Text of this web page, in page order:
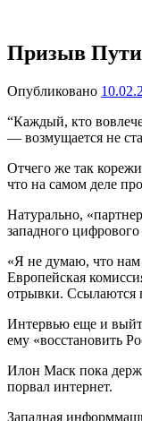
содержимому
один
сайт
WordPress
Призыв
Опубликовано
“Каждый, кто
— возмущается не
Отчего же так
что на самом деле
Натурально,
западного цифрового
«Я не думаю, что
Европейская
отрывки. Ссылаются
Интервью еще и
ему «восстановить
Илон Маск пока
порвал интернет.
Западная